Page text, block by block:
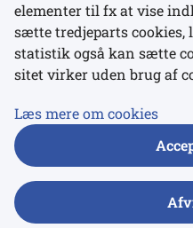
Links
Udgivelser
elementer til fx at vise
sætte tredjeparts
statistik også kan sætte
sitet virker uden brug af
Læs mere om cookies